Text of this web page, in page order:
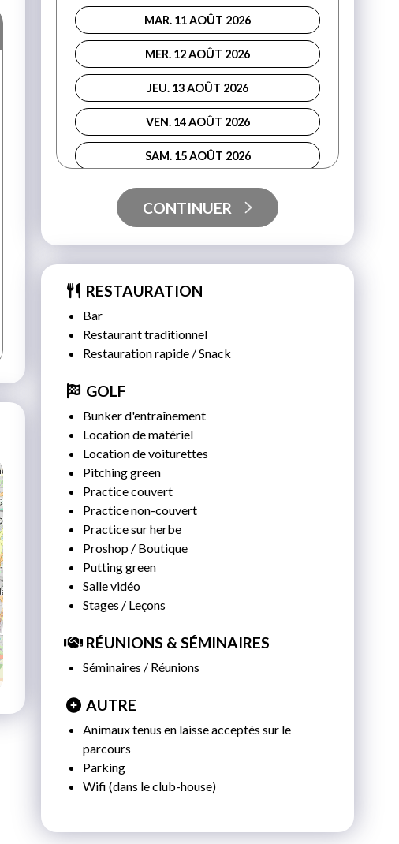
MAR. 11 AOÛT 2026
MER. 12 AOÛT 2026
JEU. 13 AOÛT 2026
VEN. 14 AOÛT 2026
SAM. 15 AOÛT 2026
DIM. 16 AOÛT 2026
MER. 19 AOÛT 2026
VEN. 21 AOÛT 2026
LUN. 24 AOÛT 2026
MAR. 25 AOÛT 2026
MER. 26 AOÛT 2026
JEU. 27 AOÛT 2026
DIM. 30 AOÛT 2026
MAR. 01 SEPTEMBRE 2026
VEN. 04 SEPTEMBRE 2026
CONTINUER
RESTAURATION
Bar
Restaurant traditionnel
Restauration rapide / Snack
GOLF
Bunker d'entraînement
Location de matériel
Location de voiturettes
Pitching green
Practice couvert
Practice non-couvert
Practice sur herbe
Proshop / Boutique
Putting green
Salle vidéo
Stages / Leçons
RÉUNIONS & SÉMINAIRES
Séminaires / Réunions
AUTRE
Animaux tenus en laisse acceptés sur le
parcours
Parking
Wifi (dans le club-house)